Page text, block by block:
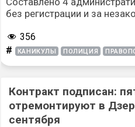
без регистрации и за
356
# КАНИКУЛЫ ПОЛИЦИЯ
Контракт подписан:
отремонтируют в
сентября